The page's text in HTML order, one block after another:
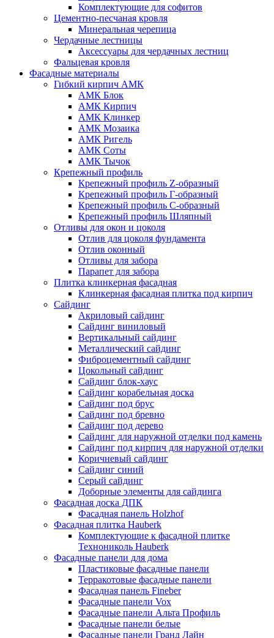
Комплектующие для софитов
Цементно-песчаная кровля
Минеральная черепица
Чердачные лестницы
Аксессуары для чердачных лестниц
Фальцевая кровля
Фасадные материалы
Гибкий кирпич АМК
АМК Блок
АМК Кирпич
АМК Клинкер
АМК Мозаика
АМК Ригель
АМК Соты
АМК Тычок
Крепежный профиль
Крепежный профиль Z-образный
Крепежный профиль Г-образный
Крепежный профиль С-образный
Крепежный профиль Шляпный
Отливы для окон и цоколя
Отлив для цоколя фундамента
Отлив оконный
Отливы для забора
Парапет для забора
Плитка клинкерная фасадная
Клинкерная фасадная плитка под кирпич
Сайдинг
Акриловый сайдинг
Сайдинг виниловый
Вертикальный сайдинг
Металлический сайдинг
Фиброцементный сайдинг
Цокольный сайдинг
Сайдинг блок-хаус
Сайдинг корабельная доска
Сайдинг под брус
Сайдинг под бревно
Сайдинг под дерево
Сайдинг для наружной отделки под камень
Сайдинг под кирпич для наружной отделки
Коричневый сайдинг
Сайдинг синий
Серый сайдинг
Доборные элементы для сайдинга
Фасадная доска ДПК
Фасадная панель Holzhof
Фасадная плитка Hauberk
Комплектующие к фасадной плитке
Технониколь Hauberk
Фасадные панели для дома
Пластиковые фасадные панели
Терракотовые фасадные панели
Фасадная панель Fineber
Фасадные панели Vox
Фасадные панели Альта Профиль
Фасадные панели белые
Фасадные панели Гранд Лайн